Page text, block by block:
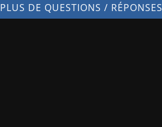
PLUS DE QUESTIONS / RÉPONSES